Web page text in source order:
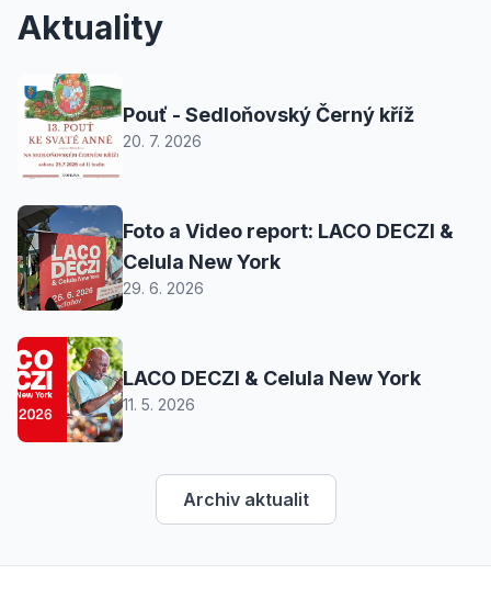
Aktuality
Pouť - Sedloňovský Černý kříž
20. 7. 2026
Foto a Video report: LACO DECZI &
Celula New York
29. 6. 2026
LACO DECZI & Celula New York
11. 5. 2026
Archiv aktualit